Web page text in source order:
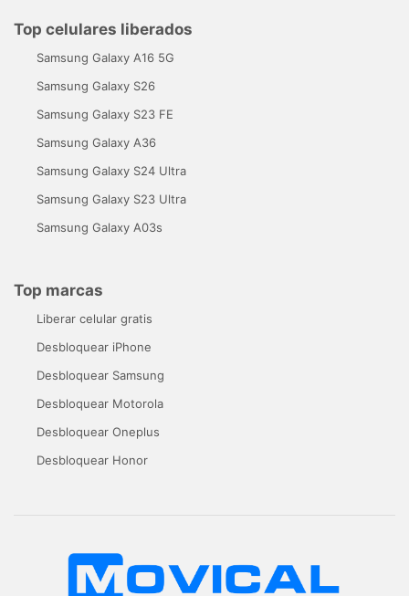
Top celulares liberados
Samsung Galaxy A16 5G
Samsung Galaxy S26
Samsung Galaxy S23 FE
Samsung Galaxy A36
Samsung Galaxy S24 Ultra
Samsung Galaxy S23 Ultra
Samsung Galaxy A03s
Top marcas
Liberar celular gratis
Desbloquear iPhone
Desbloquear Samsung
Desbloquear Motorola
Desbloquear Oneplus
Desbloquear Honor